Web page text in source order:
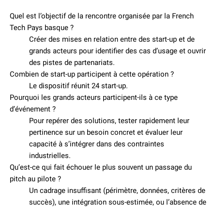
Quel est l’objectif de la rencontre organisée par la French
Tech Pays basque ?
Créer des mises en relation entre des start-up et de
grands acteurs pour identifier des cas d’usage et ouvrir
des pistes de partenariats.
Combien de start-up participent à cette opération ?
Le dispositif réunit 24 start-up.
Pourquoi les grands acteurs participent-ils à ce type
d’événement ?
Pour repérer des solutions, tester rapidement leur
pertinence sur un besoin concret et évaluer leur
capacité à s’intégrer dans des contraintes
industrielles.
Qu’est-ce qui fait échouer le plus souvent un passage du
pitch au pilote ?
Un cadrage insuffisant (périmètre, données, critères de
succès), une intégration sous-estimée, ou l’absence de